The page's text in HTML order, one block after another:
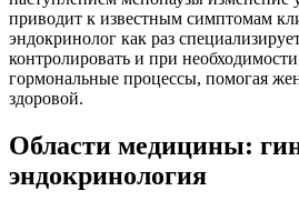
приводит к известным симптомам
эндокринолог как раз
контролировать и при
гормональные процессы, помогая
здоровой.
Области медицины:
эндокринология